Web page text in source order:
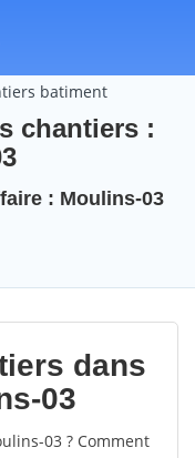
batiment
chantiers :
: Moulins-03
dans
03
03 ? Comment